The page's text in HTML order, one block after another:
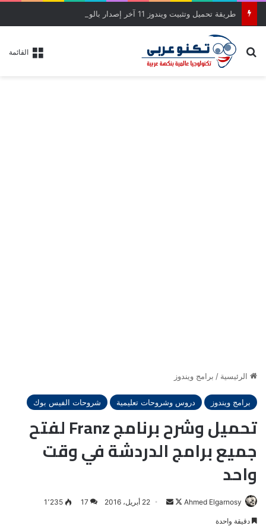
القائمة بحث عن
الرئيسية / برامج ويندوز
برامج ويندوز دروس وشروحات تعليمية شروحات الفيس بوك
تحميل وشرح برنامج Franz لفتح
جميع برامج الدردشة في وقت
واحد
Ahmed Elgarnosy
Followأرسل22 أبريل، 2016 17 1٬235
دقيقة واحدة